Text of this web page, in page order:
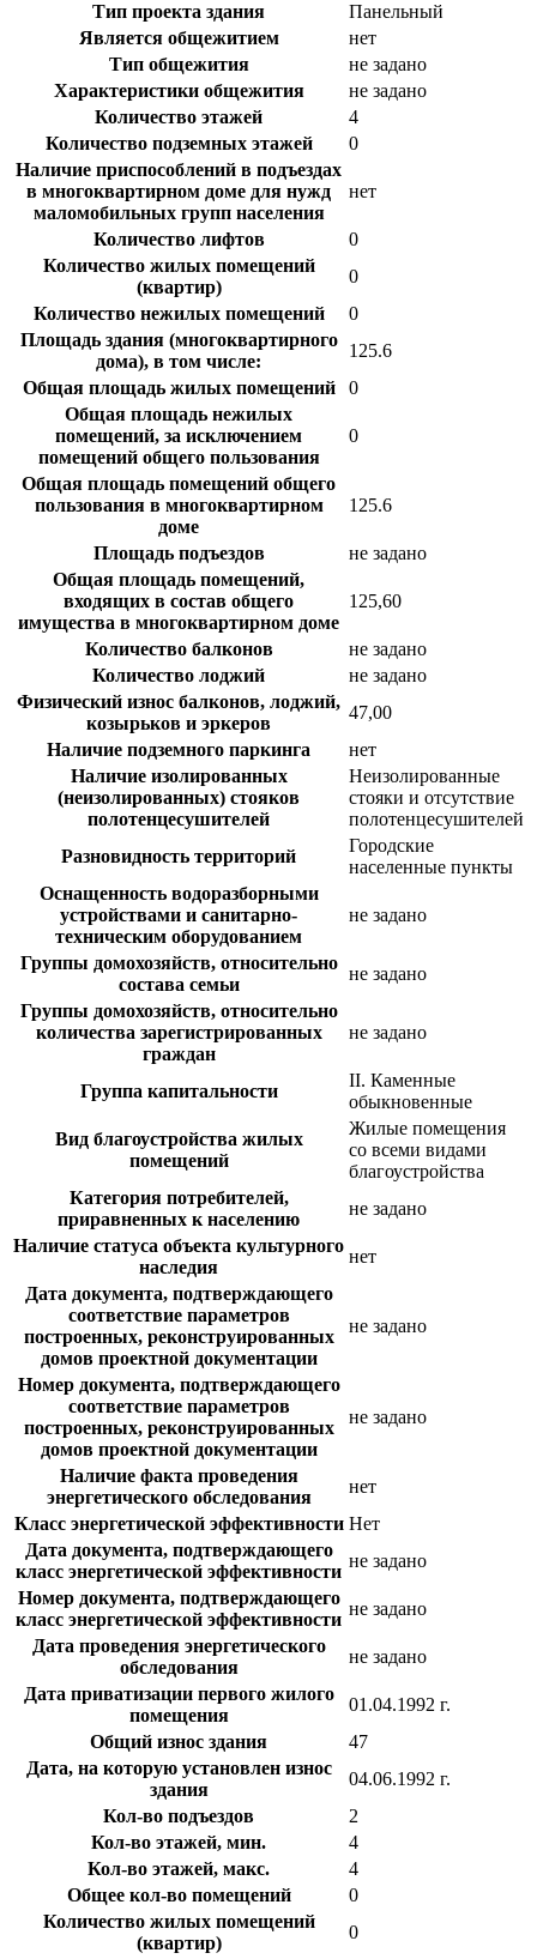
Тип проекта здания
Панельный
Является общежитием
нет
Тип общежития
не задано
Характеристики общежития
не задано
Количество этажей
4
Количество подземных этажей
0
Наличие приспособлений в подъездах
в многоквартирном доме для нужд
маломобильных групп населения
нет
Количество лифтов
0
Количество жилых помещений
(квартир)
0
Количество нежилых помещений
0
Площадь здания (многоквартирного
дома), в том числе:
125.6
Общая площадь жилых помещений
0
Общая площадь нежилых
помещений, за исключением
помещений общего пользования
0
Общая площадь помещений общего
пользования в многоквартирном
доме
125.6
Площадь подъездов
не задано
Общая площадь помещений,
входящих в состав общего
имущества в многоквартирном доме
125,60
Количество балконов
не задано
Количество лоджий
не задано
Физический износ балконов, лоджий,
козырьков и эркеров
47,00
Наличие подземного паркинга
нет
Наличие изолированных
(неизолированных) стояков
полотенцесушителей
Неизолированные
стояки и отсутствие
полотенцесушителей
Разновидность территорий
Городские
населенные пункты
Оснащенность водоразборными
устройствами и санитарно-
техническим оборудованием
не задано
Группы домохозяйств, относительно
состава семьи
не задано
Группы домохозяйств, относительно
количества зарегистрированных
граждан
не задано
Группа капитальности
II. Каменные
обыкновенные
Вид благоустройства жилых
помещений
Жилые помещения
со всеми видами
благоустройства
Категория потребителей,
приравненных к населению
не задано
Наличие статуса объекта культурного
наследия
нет
Дата документа, подтверждающего
соответствие параметров
построенных, реконструированных
домов проектной документации
не задано
Номер документа, подтверждающего
соответствие параметров
построенных, реконструированных
домов проектной документации
не задано
Наличие факта проведения
энергетического обследования
нет
Класс энергетической эффективности Нет
Дата документа, подтверждающего
класс энергетической эффективности
не задано
Номер документа, подтверждающего
класс энергетической эффективности
не задано
Дата проведения энергетического
обследования
не задано
Дата приватизации первого жилого
помещения
01.04.1992 г.
Общий износ здания
47
Дата, на которую установлен износ
здания
04.06.1992 г.
Кол-во подъездов
2
Кол-во этажей, мин.
4
Кол-во этажей, макс.
4
Общее кол-во помещений
0
Количество жилых помещений
(квартир)
0